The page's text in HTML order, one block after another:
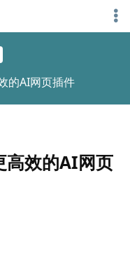
的AI网页插件
高效的AI网页